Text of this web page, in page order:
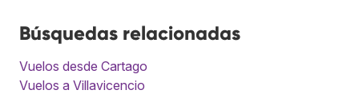
Búsquedas relacionadas
Vuelos desde Cartago
Vuelos a Villavicencio